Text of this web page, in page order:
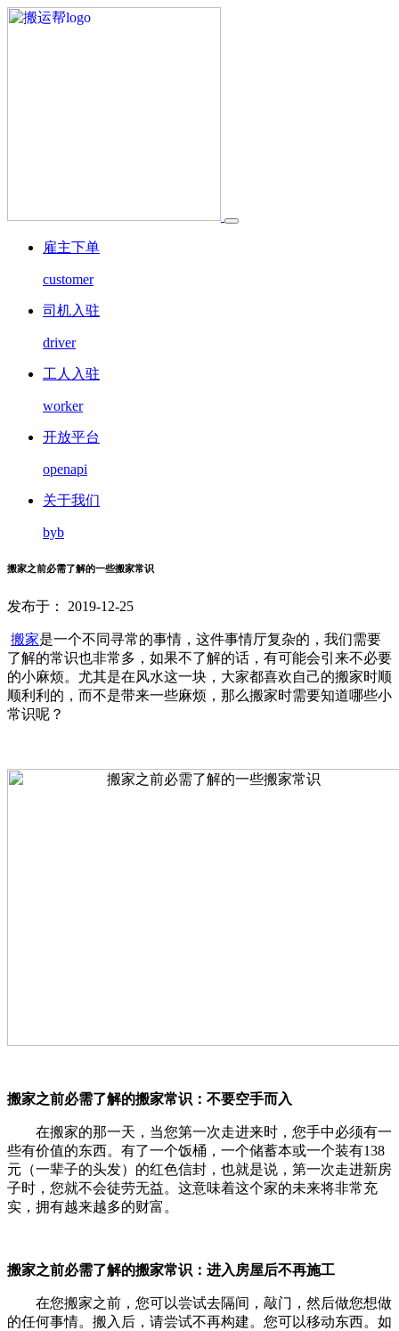
雇主下单
customer
司机入驻
driver
工人入驻
worker
开放平台
openapi
关于我们
byb
搬家之前必需了解的一些搬家常识
发布于： 2019-12-25
搬家是一个不同寻常的事情，这件事情厅复杂的，我们需要
了解的常识也非常多，如果不了解的话，有可能会引来不必要
的小麻烦。尤其是在风水这一块，大家都喜欢自己的搬家时顺
顺利利的，而不是带来一些麻烦，那么搬家时需要知道哪些小
常识呢？
搬家之前必需了解的搬家常识：不要空手而入
在搬家的那一天，当您第一次走进来时，您手中必须有一
些有价值的东西。有了一个饭桶，一个储蓄本或一个装有138
元（一辈子的头发）的红色信封，也就是说，第一次走进新房
子时，您就不会徒劳无益。这意味着这个家的未来将非常充
实，拥有越来越多的财富。
搬家之前必需了解的搬家常识：进入房屋后不再施工
在您搬家之前，您可以尝试去隔间，敲门，然后做您想做
的任何事情。搬入后，请尝试不再构建。您可以移动东西。如